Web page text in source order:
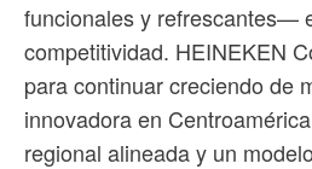
funcionales y refrescantes—
competitividad. HEINEKEN
para continuar creciendo de
innovadora en
regional alineada y un